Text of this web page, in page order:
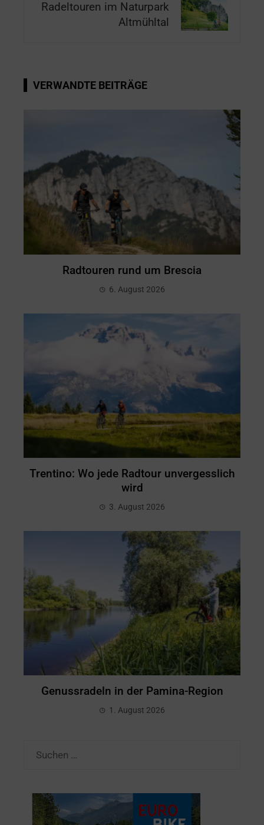
Radeltouren im Naturpark
Altmühltal
VERWANDTE BEITRÄGE
Radtouren rund um Brescia
6. August 2026
Trentino: Wo jede Radtour unvergesslich
wird
3. August 2026
Genussradeln in der Pamina-Region
1. August 2026